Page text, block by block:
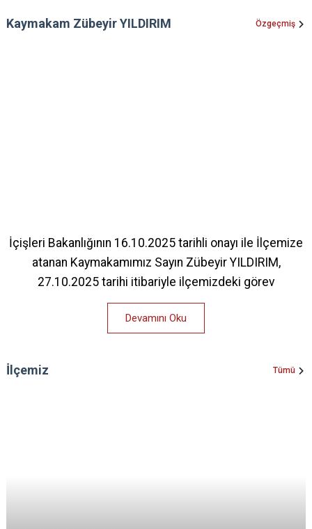
Kaymakam Zübeyir YILDIRIM Özgeçmiş
İçişleri Bakanlığının 16.10.2025 tarihli onayı ile İlçemize
atanan Kaymakamımız Sayın Zübeyir YILDIRIM,
27.10.2025 tarihi itibariyle ilçemizdeki görev
Devamını Oku
İlçemiz Tümü